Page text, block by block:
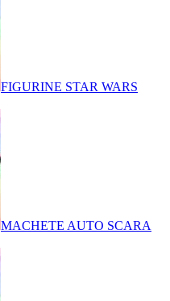
FIGURINE STAR WARS
MACHETE AUTO SCARA